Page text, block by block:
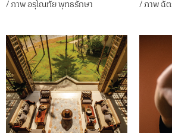
/ภาพอรุโณทัย พุทธรักษา
/ภาพฉั